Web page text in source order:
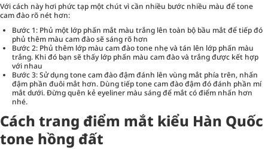
Với cách này hơi phức tạp một chút vì cần nhiều bước nhiều màu để tone
cam đào rõ nét hơn:
Bước 1: Phủ một lớp phấn mắt màu trắng lên toàn bộ bầu mắt để tiếp đó
phủ thêm màu cam đào sẽ sáng rõ hơn
Bước 2: Phủ thêm lớp màu cam đào tone nhẹ và tán lên lớp phấn màu
trắng. Khi đó bạn sẽ thấy lớp phấn màu cam đào và trắng được kết hợp
với nhau
Bước 3: Sử dụng tone cam đào đậm đánh lên vùng mắt phía trên, nhấn
đậm phần đuôi mắt hơn. Dùng tiếp tone cam đào đậm đó đánh phần mí
mắt dưới. Đừng quên kẻ eyeliner màu sáng để mắt có điểm nhấn hơn
nhé.
Cách trang điểm mắt kiểu Hàn Quốc
tone hồng đất